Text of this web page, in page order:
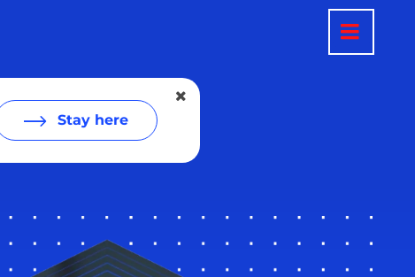
Stay here